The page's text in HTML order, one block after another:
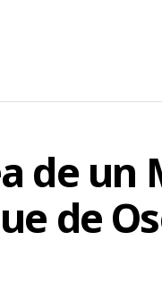
de un
de